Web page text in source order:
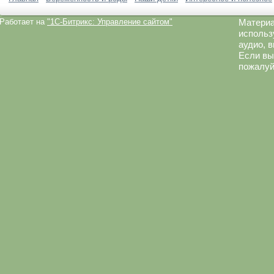
Работает на "1C-Битрикс: Управление сайтом"
аудио,
Если вы